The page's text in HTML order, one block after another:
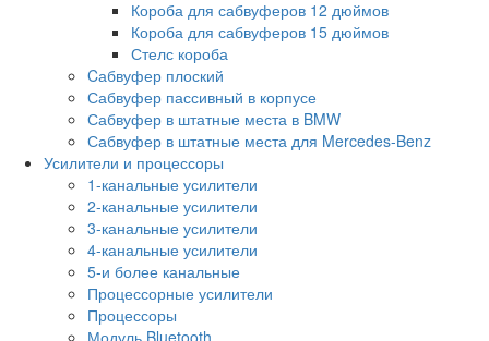
Короба для сабвуферов 12 дюймов
Короба для сабвуферов 15 дюймов
Стелс короба
Cабвуфер плоский
Сабвуфер пассивный в корпусе
Сабвуфер в штатные места в BMW
Сабвуфер в штатные места для Mercedes-Benz
Усилители и процессоры
1-канальные усилители
2-канальные усилители
3-канальные усилители
4-канальные усилители
5-и более канальные
Процессорные усилители
Процессоры
Модуль Bluetooth